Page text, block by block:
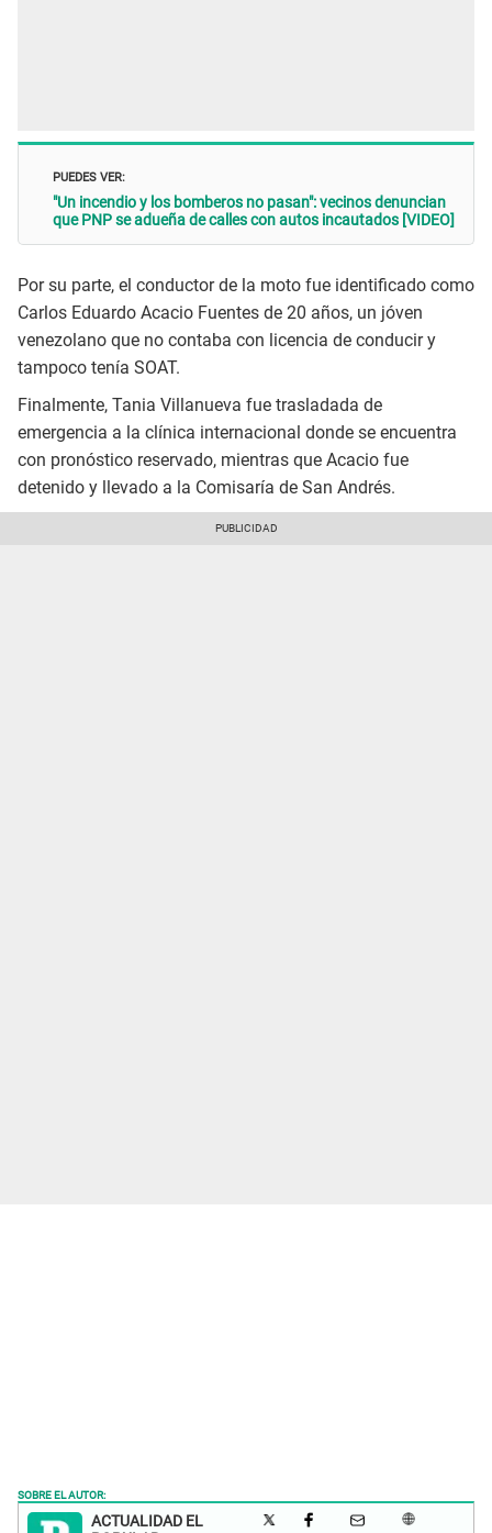
PUEDES VER:
"Un incendio y los bomberos no pasan": vecinos denuncian
que PNP se adueña de calles con autos incautados [VIDEO]
Por su parte, el conductor de la moto fue identificado como
Carlos Eduardo Acacio Fuentes de 20 años, un jóven
venezolano que no contaba con licencia de conducir y
tampoco tenía SOAT.
Finalmente, Tania Villanueva fue trasladada de
emergencia a la clínica internacional donde se encuentra
con pronóstico reservado, mientras que Acacio fue
detenido y llevado a la Comisaría de San Andrés.
SOBRE EL AUTOR:
ACTUALIDAD EL